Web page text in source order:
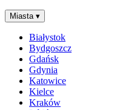
Miasta ▾
Białystok
Bydgoszcz
Gdańsk
Gdynia
Katowice
Kielce
Kraków